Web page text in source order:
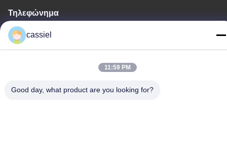
Τηλεφώνημα
86-139-2915-0962
Πολιτική Απορρήτου|Sitemap
cassiel
11:59 PM
Good day, what product are you looking for?